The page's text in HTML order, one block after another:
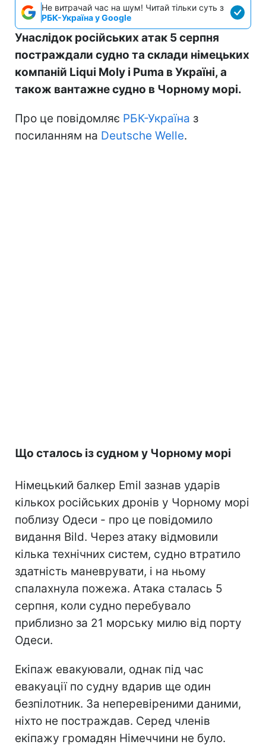
Не витрачай час на шум! Читай тільки суть з
РБК-Україна у Google
Унаслідок російських атак 5 серпня
постраждали судно та склади німецьких
компаній Liqui Moly і Puma в Україні, а
також вантажне судно в Чорному морі.
Про це повідомляє РБК-Україна з
посиланням на Deutsche Welle.
Що сталось із судном у Чорному морі
Німецький балкер Emil зазнав ударів
кількох російських дронів у Чорному морі
поблизу Одеси - про це повідомило
видання Bild. Через атаку відмовили
кілька технічних систем, судно втратило
здатність маневрувати, і на ньому
спалахнула пожежа. Атака сталась 5
серпня, коли судно перебувало
приблизно за 21 морську милю від порту
Одеси.
Екіпаж евакуювали, однак під час
евакуації по судну вдарив ще один
безпілотник. За неперевіреними даними,
ніхто не постраждав. Серед членів
екіпажу громадян Німеччини не було.